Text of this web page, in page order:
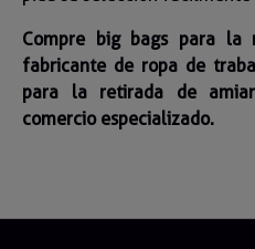
Compre big bags para
fabricante de ropa de
para la retirada de
comercio especializado.